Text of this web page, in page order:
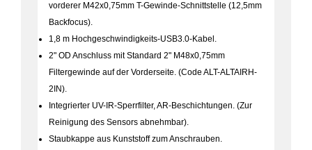
vorderer M42x0,75mm T-Gewinde-Schnittstelle (12,5mm
Backfocus).
1,8 m Hochgeschwindigkeits-USB3.0-Kabel.
2" OD Anschluss mit Standard 2" M48x0,75mm
Filtergewinde auf der Vorderseite. (Code ALT-ALTAIRH-
2IN).
Integrierter UV-IR-Sperrfilter, AR-Beschichtungen. (Zur
Reinigung des Sensors abnehmbar).
Staubkappe aus Kunststoff zum Anschrauben.